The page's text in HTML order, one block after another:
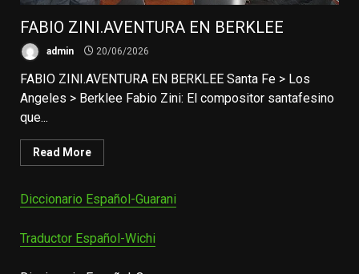
FABIO ZINI.AVENTURA EN BERKLEE
admin 20/06/2026
FABIO ZINI.AVENTURA EN BERKLEE Santa Fe > Los
Angeles > Berklee Fabio Zini: El compositor santafesino
que...
Read More
Diccionario Español-Guarani
Traductor Español-Wichi